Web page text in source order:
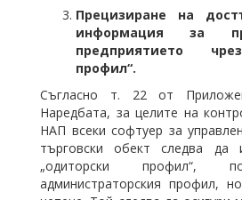
Прецизиране на
информация за
предприятието
профил“.
Съгласно т. 22 от
Наредбата, за целите на
НАП всеки софтуер за
търговски обект следва да
„одиторски
администраторския профил,